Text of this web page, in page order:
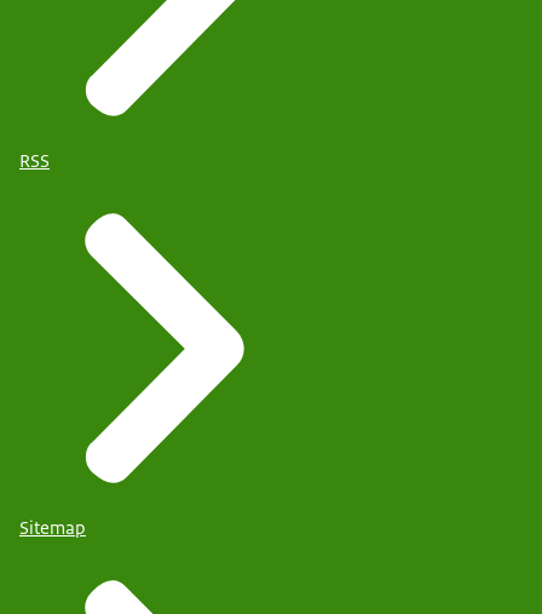
RSS
Sitemap